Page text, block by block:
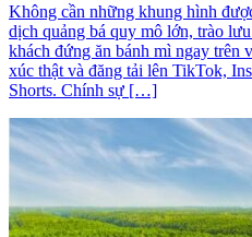
Không cần những khung hình
dịch quảng bá quy mô lớn, trào
khách đứng ăn bánh mì ngay trên
xúc thật và đăng tải lên TikTok,
Shorts. Chính sự […]